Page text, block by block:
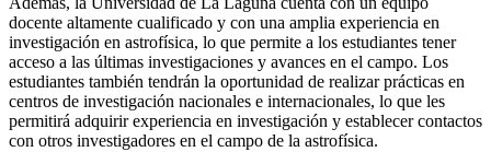
docente altamente cualificado y con una amplia experiencia en
investigación en astrofísica, lo que permite a los estudiantes tener
acceso a las últimas investigaciones y avances en el campo. Los
estudiantes también tendrán la oportunidad de realizar prácticas en
centros de investigación nacionales e internacionales, lo que les
permitirá adquirir experiencia en investigación y establecer contactos
con otros investigadores en el campo de la astrofísica.